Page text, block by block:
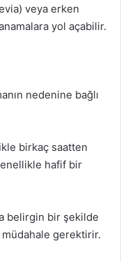
veya erken
yol açabilir.
nedenine bağlı
birkaç saatten
hafif bir
belirgin bir şekilde
gerektirir.